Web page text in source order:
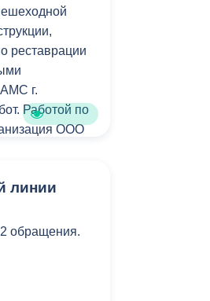
реставрации
г.
Работой по
ООО
линии
обращения.